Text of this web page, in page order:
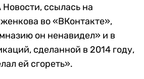
ссылась на
во «ВКонтакте»,
он ненавидел» и в
сделанной в 2014 году,
ей сгореть».